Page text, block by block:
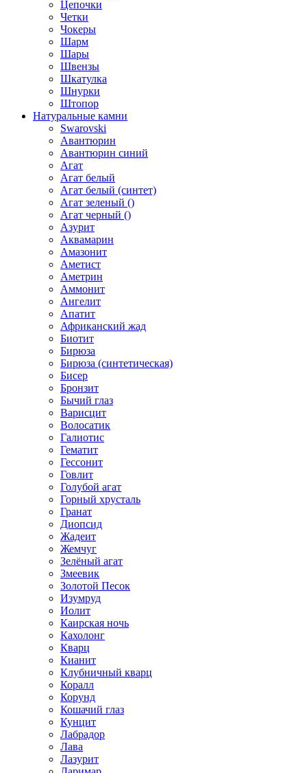
Цепочки
Четки
Чокеры
Шарм
Шары
Швензы
Шкатулка
Шнурки
Штопор
Натуральные камни
Swarovski
Авантюрин
Авантюрин синий
Агат
Агат белый
Агат белый (синтет)
Агат зеленый ()
Агат черный ()
Азурит
Аквамарин
Амазонит
Аметист
Аметрин
Аммонит
Ангелит
Апатит
Африканский жад
Биотит
Бирюза
Бирюза (синтетическая)
Бисер
Бронзит
Бычий глаз
Варисцит
Волосатик
Галиотис
Гематит
Гессонит
Говлит
Голубой агат
Горный хрусталь
Гранат
Диопсид
Жадеит
Жемчуг
Зелёный агат
Змеевик
Золотой Песок
Изумруд
Иолит
Каирская ночь
Кахолонг
Кварц
Кианит
Клубничный кварц
Коралл
Корунд
Кошачий глаз
Кунцит
Лабрадор
Лава
Лазурит